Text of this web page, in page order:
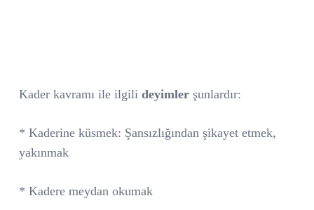
Kader kavramı ile ilgili deyimler şunlardır:
* Kaderine küsmek: Şansızlığından şikayet etmek,
yakınmak
* Kadere meydan okumak